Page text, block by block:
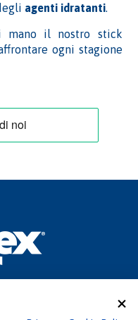
agenti idratanti.
mano il nostro stick
ogni stagione
– 22100 Como (CO)